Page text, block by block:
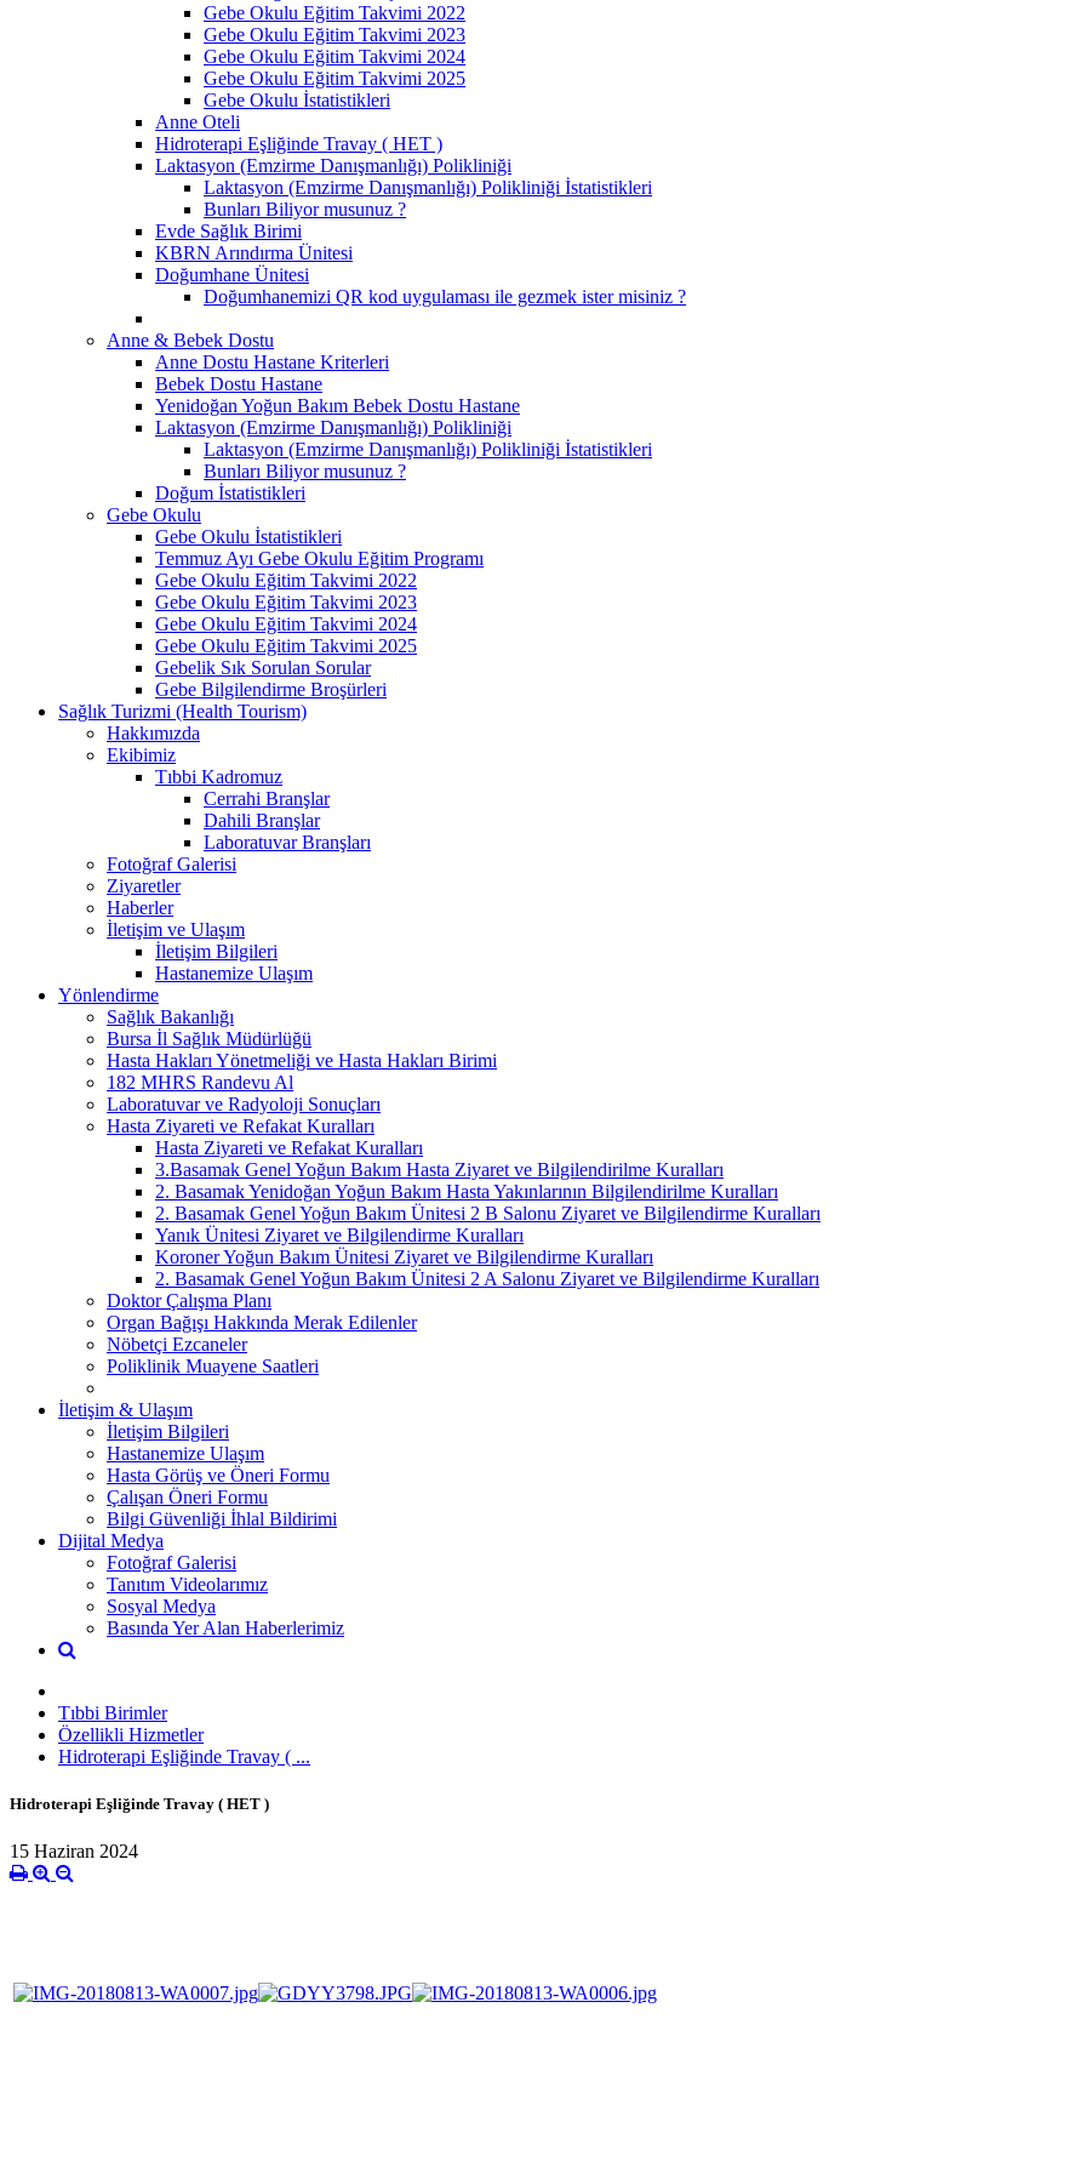
Gebe Okulu Eğitim Takvimi 2022
Gebe Okulu Eğitim Takvimi 2023
Gebe Okulu Eğitim Takvimi 2024
Gebe Okulu Eğitim Takvimi 2025
Gebe Okulu İstatistikleri
Anne Oteli
Hidroterapi Eşliğinde Travay ( HET )
Laktasyon (Emzirme Danışmanlığı) Polikliniği
Laktasyon (Emzirme Danışmanlığı) Polikliniği İstatistikleri
Bunları Biliyor musunuz ?
Evde Sağlık Birimi
KBRN Arındırma Ünitesi
Doğumhane Ünitesi
Doğumhanemizi QR kod uygulaması ile gezmek ister misiniz ?
Anne & Bebek Dostu
Anne Dostu Hastane Kriterleri
Bebek Dostu Hastane
Yenidoğan Yoğun Bakım Bebek Dostu Hastane
Laktasyon (Emzirme Danışmanlığı) Polikliniği
Laktasyon (Emzirme Danışmanlığı) Polikliniği İstatistikleri
Bunları Biliyor musunuz ?
Doğum İstatistikleri
Gebe Okulu
Gebe Okulu İstatistikleri
Temmuz Ayı Gebe Okulu Eğitim Programı
Gebe Okulu Eğitim Takvimi 2022
Gebe Okulu Eğitim Takvimi 2023
Gebe Okulu Eğitim Takvimi 2024
Gebe Okulu Eğitim Takvimi 2025
Gebelik Sık Sorulan Sorular
Gebe Bilgilendirme Broşürleri
Sağlık Turizmi (Health Tourism)
Hakkımızda
Ekibimiz
Tıbbi Kadromuz
Cerrahi Branşlar
Dahili Branşlar
Laboratuvar Branşları
Fotoğraf Galerisi
Ziyaretler
Haberler
İletişim ve Ulaşım
İletişim Bilgileri
Hastanemize Ulaşım
Yönlendirme
Sağlık Bakanlığı
Bursa İl Sağlık Müdürlüğü
Hasta Hakları Yönetmeliği ve Hasta Hakları Birimi
182 MHRS Randevu Al
Laboratuvar ve Radyoloji Sonuçları
Hasta Ziyareti ve Refakat Kuralları
Hasta Ziyareti ve Refakat Kuralları
3.Basamak Genel Yoğun Bakım Hasta Ziyaret ve Bilgilendirilme Kuralları
2. Basamak Yenidoğan Yoğun Bakım Hasta Yakınlarının Bilgilendirilme Kuralları
2. Basamak Genel Yoğun Bakım Ünitesi 2 B Salonu Ziyaret ve Bilgilendirme Kuralları
Yanık Ünitesi Ziyaret ve Bilgilendirme Kuralları
Koroner Yoğun Bakım Ünitesi Ziyaret ve Bilgilendirme Kuralları
2. Basamak Genel Yoğun Bakım Ünitesi 2 A Salonu Ziyaret ve Bilgilendirme Kuralları
Doktor Çalışma Planı
Organ Bağışı Hakkında Merak Edilenler
Nöbetçi Ezcaneler
Poliklinik Muayene Saatleri
İletişim & Ulaşım
İletişim Bilgileri
Hastanemize Ulaşım
Hasta Görüş ve Öneri Formu
Çalışan Öneri Formu
Bilgi Güvenliği İhlal Bildirimi
Dijital Medya
Fotoğraf Galerisi
Tanıtım Videolarımız
Sosyal Medya
Basında Yer Alan Haberlerimiz
Tıbbi Birimler
Özellikli Hizmetler
Hidroterapi Eşliğinde Travay ( ...
Hidroterapi Eşliğinde Travay ( HET )
15 Haziran 2024